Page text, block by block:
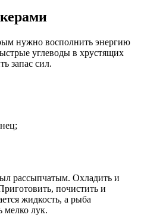
нужно восполнить энергию
углеводы в хрустящих
запас сил.
рассыпчатым. Охладить и
почистить и
жидкость, а рыба
мелко лук.